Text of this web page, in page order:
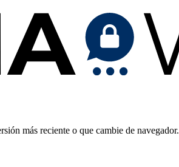
más reciente o que cambie de navegador.